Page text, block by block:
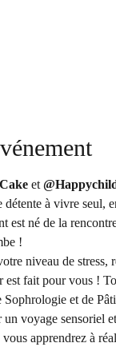
et
à vivre seul,
est né de la
!
niveau de
est fait pour vous !
Sophrologie et de
voyage sensoriel
vous apprendrez à